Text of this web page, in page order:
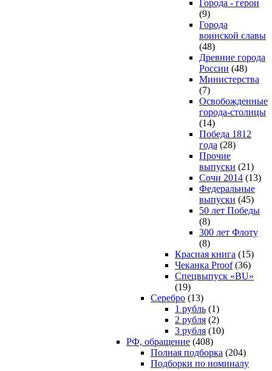
Города - герои
(9)
Города
воинской славы
(48)
Древние города
России (48)
Министерства
(7)
Освобожденные
города-столицы
(14)
Победа 1812
года (28)
Прочие
выпуски (21)
Сочи 2014 (13)
Федеральные
выпуски (45)
50 лет Победы
(8)
300 лет Флоту
(8)
Красная книга (15)
Чеканка Proof(36)
Спецвыпуск «BU»
(19)
Серебро (13)
1 рубль (1)
2 рубля (2)
3 рубля (10)
РФ, обращение (408)
Полная подборка (204)
Подборки по номиналу